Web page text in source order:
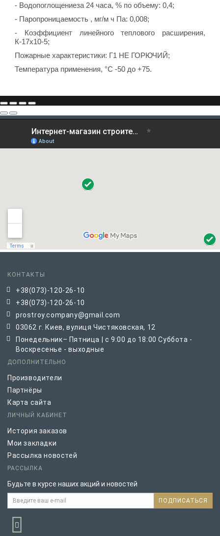
- Водопоглощениеза 24 часа, % по объему: 0,4;
- Паропроницаемость , мг/м ч Па: 0,008;
- Коэффициент линейного теплового расширения,
К-17х10-5;
Пожарные характеристики: Г1 НЕ ГОРЮЧИЙ;
Температура применения, °С -50 до +75.
КОНТАКТЫ
+38(073)-120-26-10
+38(073)-120-26-10
prostroy.company@gmail.com
03062 г. Киев, вулиця Чистяковская, 12
Понедельник– Пятница | с 9:00 до 18:00 Суббота -
Воскресенье - выходные
ДОПОЛНИТЕЛЬНО
Производители
Партнёры
Карта сайта
ЛИЧНЫЙ КАБИНЕТ
История заказов
Мои закладки
Рассылка новостей
РАССЫЛКА
Будьте в курсе наших акций и новостей
ПОДПИСАТЬСЯ